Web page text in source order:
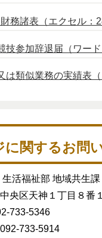
務諸表（エクセル：
参加辞退届（ワード
類似業務の実績表（
に関するお問
活福祉部 地域共生課
央区天神１丁目８番
733-5346
733-5914